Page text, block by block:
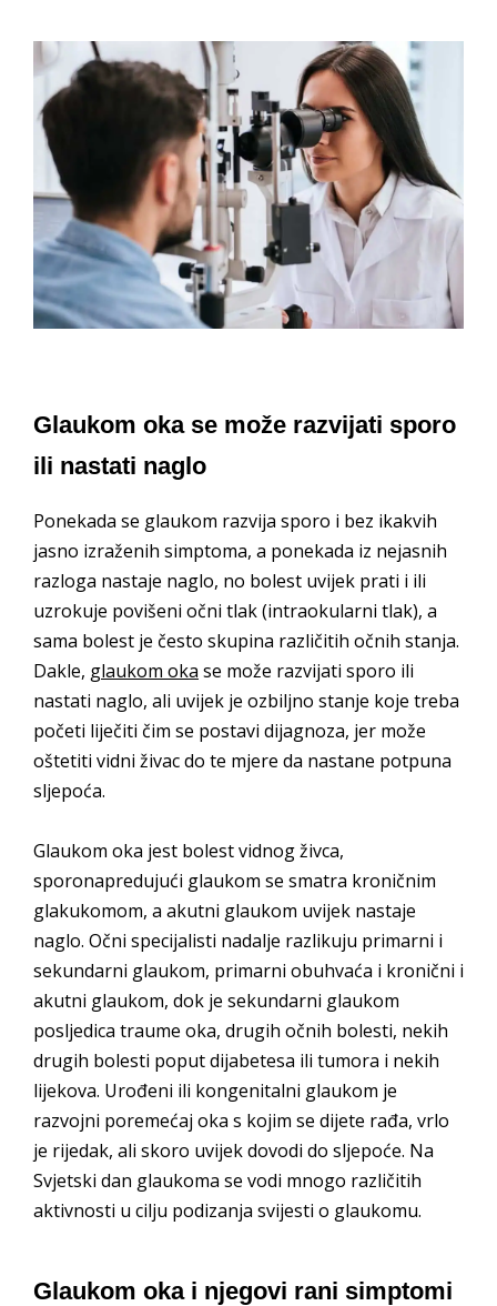
Glaukom oka se može razvijati sporo
ili nastati naglo
Ponekada se glaukom razvija sporo i bez ikakvih
jasno izraženih simptoma, a ponekada iz nejasnih
razloga nastaje naglo, no bolest uvijek prati i ili
uzrokuje povišeni očni tlak (intraokularni tlak), a
sama bolest je često skupina različitih očnih stanja.
Dakle, glaukom oka se može razvijati sporo ili
nastati naglo, ali uvijek je ozbiljno stanje koje treba
početi liječiti čim se postavi dijagnoza, jer može
oštetiti vidni živac do te mjere da nastane potpuna
sljepoća.
Glaukom oka jest bolest vidnog živca,
sporonapredujući glaukom se smatra kroničnim
glakukomom, a akutni glaukom uvijek nastaje
naglo. Očni specijalisti nadalje razlikuju primarni i
sekundarni glaukom, primarni obuhvaća i kronični i
akutni glaukom, dok je sekundarni glaukom
posljedica traume oka, drugih očnih bolesti, nekih
drugih bolesti poput dijabetesa ili tumora i nekih
lijekova. Urođeni ili kongenitalni glaukom je
razvojni poremećaj oka s kojim se dijete rađa, vrlo
je rijedak, ali skoro uvijek dovodi do sljepoće. Na
Svjetski dan glaukoma se vodi mnogo različitih
aktivnosti u cilju podizanja svijesti o glaukomu.
Glaukom oka i njegovi rani simptomi